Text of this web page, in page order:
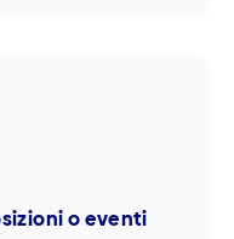
o eventi